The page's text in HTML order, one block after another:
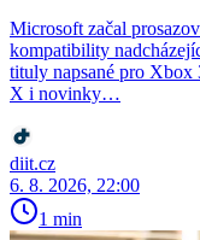
Microsoft začal
kompatibility
tituly napsané pro
X i novinky…
diit.cz
6. 8. 2026, 22:00
1 min